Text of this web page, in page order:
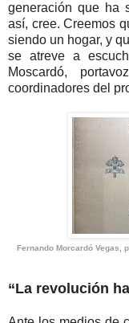
generación que ha
así, cree. Creemos
siendo un hogar, y
se atreve a
Moscardó,
coordinadores del
Fernando Morcardó Vegas,
“La revolución